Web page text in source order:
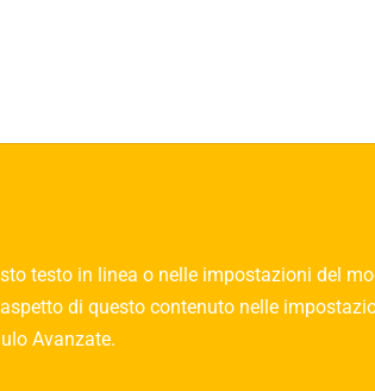
testo in linea o nelle impostazioni del
di questo contenuto nelle
Avanzate.